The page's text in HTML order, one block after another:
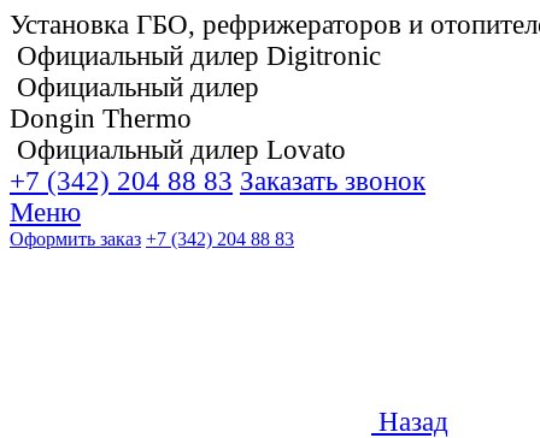
Установка ГБО, рефрижераторов и
Официальный дилер Digitronic
Официальный дилер
Dongin Thermo
Официальный дилер Lovato
+7 (342) 204 88 83 Заказать звонок
Меню
Оформить заказ +7 (342) 204 88 83
Назад